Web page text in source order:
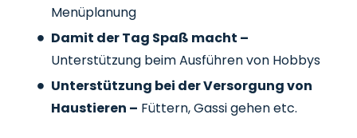
Menüplanung
Damit der Tag Spaß macht –
Unterstützung beim Ausführen von Hobbys
Unterstützung bei der Versorgung von
Haustieren – Füttern, Gassi gehen etc.